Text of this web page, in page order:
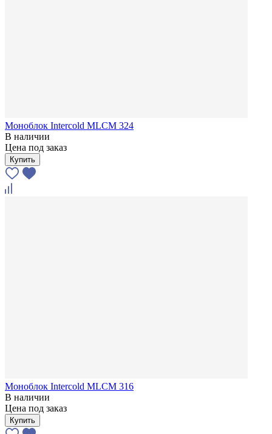
Моноблок Intercold MLCM 324
В наличии
Цена под заказ
Купить
Моноблок Intercold MLCM 316
В наличии
Цена под заказ
Купить